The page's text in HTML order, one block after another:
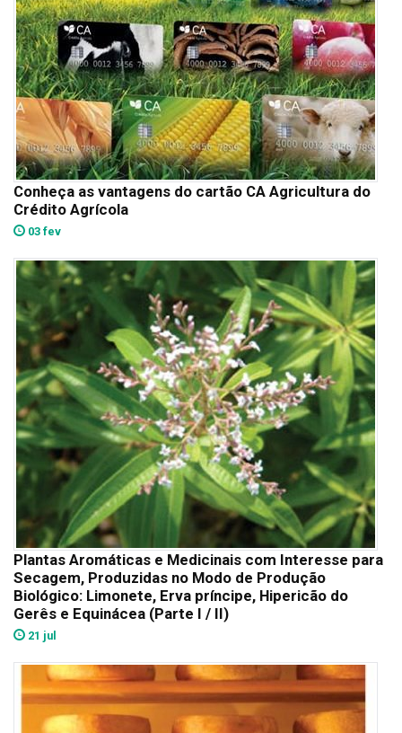
Conheça as vantagens do cartão CA Agricultura do
Crédito Agrícola
03 fev
Plantas Aromáticas e Medicinais com Interesse para
Secagem, Produzidas no Modo de Produção
Biológico: Limonete, Erva príncipe, Hipericão do
Gerês e Equinácea (Parte I / II)
21 jul